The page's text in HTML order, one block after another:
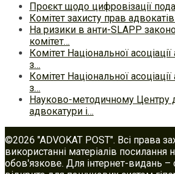
Проєкт щодо цифровізації
Комітет захисту прав
На ризики в анти-SLAPP
комітет…
Комітет Національної
з…
Комітет Національної
з…
Науково-методичному Центру
адвокатури і…
©2026 "ADVOKAT POST". Всі права
використанні матеріалів посилання
обов'язкове. Для інтернет-видань